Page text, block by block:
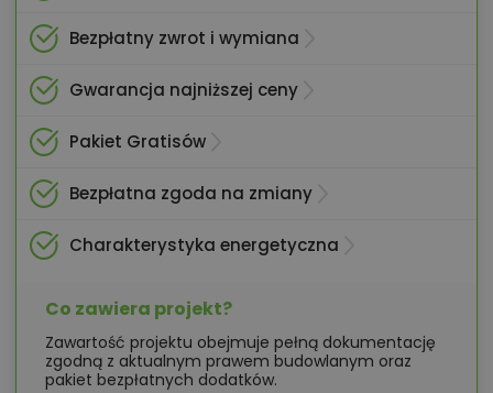
Bezpłatny zwrot i wymiana
Gwarancja najniższej ceny
Pakiet Gratisów
Bezpłatna zgoda na zmiany
Charakterystyka energetyczna
Co zawiera projekt?
Zawartość projektu obejmuje pełną dokumentację
zgodną z aktualnym prawem budowlanym oraz
pakiet bezpłatnych dodatków.